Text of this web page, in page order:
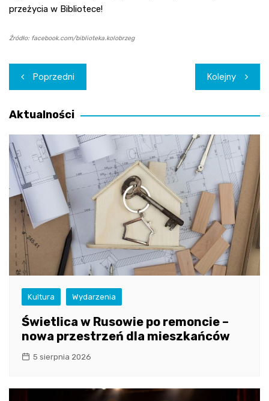
przeżycia w Bibliotece!
Źródło: facebook.com/biblioteka.kolobrzeg
Nawigacja
wpisu
Poprzedni Kolejny
Aktualności
Kultura Wydarzenia
Świetlica w Rusowie po remoncie –
nowa przestrzeń dla mieszkańców
5 sierpnia 2026